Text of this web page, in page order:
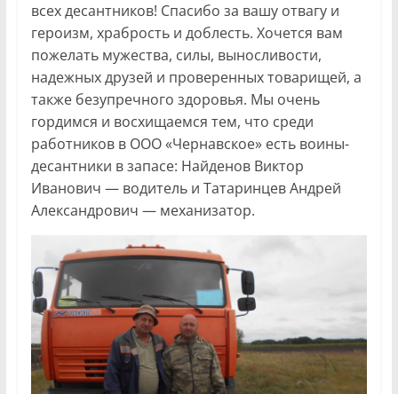
всех десантников! Спасибо за вашу отвагу и
героизм, храбрость и доблесть. Хочется вам
пожелать мужества, силы, выносливости,
надежных друзей и проверенных товарищей, а
также безупречного здоровья. Мы очень
гордимся и восхищаемся тем, что среди
работников в ООО «Чернавское» есть воины-
десантники в запасе: Найденов Виктор
Иванович — водитель и Татаринцев Андрей
Александрович — механизатор.